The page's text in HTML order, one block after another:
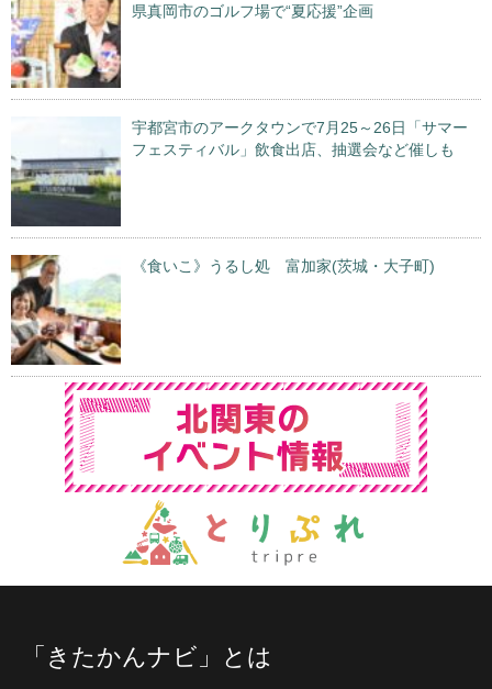
県真岡市のゴルフ場で“夏応援”企画
宇都宮市のアークタウンで7月25～26日「サマー
フェスティバル」飲食出店、抽選会など催しも
《食いこ》うるし処 富加家(茨城・大子町)
「きたかんナビ」とは